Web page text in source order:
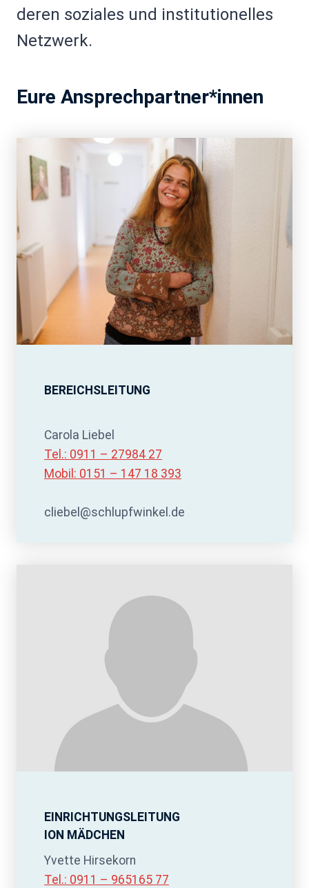
deren soziales und institutionelles
Netzwerk.
Eure Ansprechpartner*innen
BEREICHSLEITUNG
Carola Liebel
Tel.: 0911 – 27984 27
Mobil: 0151 – 147 18 393
cliebel@schlupfwinkel.de
EINRICHTUNGSLEITUNG
ION MÄDCHEN
Yvette Hirsekorn
Tel.: 0911 – 965165 77